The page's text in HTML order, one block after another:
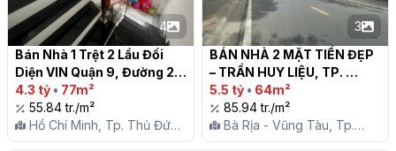
4
Bán Nhà 1 Trệt 2 Lầu Đối
Diện VIN Quận 9, Đường 28
Nguyễn Xiển, Giá Ngộp 4.3
Tỷ
4.3 tỷ • 77m²
55.84 tr./m²
Hồ Chí Minh, Tp. Thủ Đức,
P. Long Thạnh Mỹ
3
BÁN NHÀ 2 MẶT TIỀN ĐẸP
– TRẦN HUY LIỆU, TP.
VŨNG TÀU
5.5 tỷ • 64m²
85.94 tr./m²
Bà Rịa - Vũng Tàu, Tp.
Vũng Tàu, P. 7